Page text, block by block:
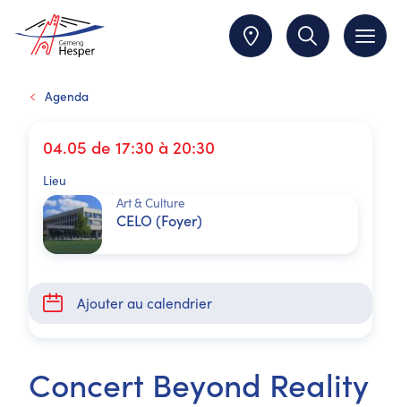
Agenda
04.05 de 17:30 à 20:30
Lieu
Art & Culture
CELO (Foyer)
Ajouter au calendrier
Concert Beyond Reality